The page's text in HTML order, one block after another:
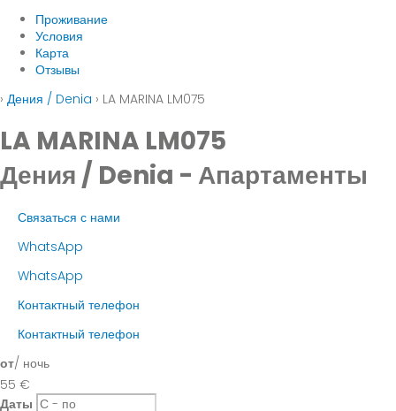
Проживание
Условия
Карта
Отзывы
› Дения / Denia › LA MARINA LM075
LA MARINA LM075
Дения / Denia - Апартаменты
Связаться с нами
WhatsApp
WhatsApp
Контактный телефон
Контактный телефон
от/ ночь
55 €
Даты